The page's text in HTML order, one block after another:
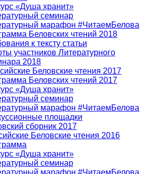
«Душа хранит»
семинар
марафон #ЧитаемБелова
Беловских чтений 2018
к тексту статьи
участников Литературного
2018
Беловские чтения 2017
Беловских чтений 2017
«Душа хранит»
семинар
марафон #ЧитаемБелова
площадки
сборник 2017
Беловские чтения 2016
«Душа хранит»
семинар